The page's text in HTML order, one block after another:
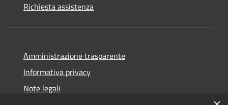
Richiesta assistenza
Amministrazione trasparente
Informativa privacy
Note legali